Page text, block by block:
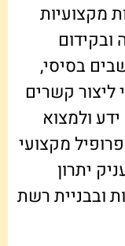
מקצועיות
בסיסי,
ליצור קשרים
ולמצוא
מקצועי
יתרון
ובבניית רשת